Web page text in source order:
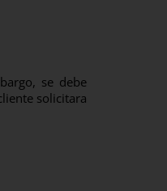
se debe
solicitara